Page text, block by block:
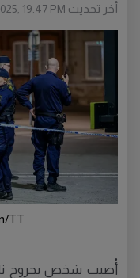
أخر تحديث 19:47 PM
TT
أُصيب شخص بجروح